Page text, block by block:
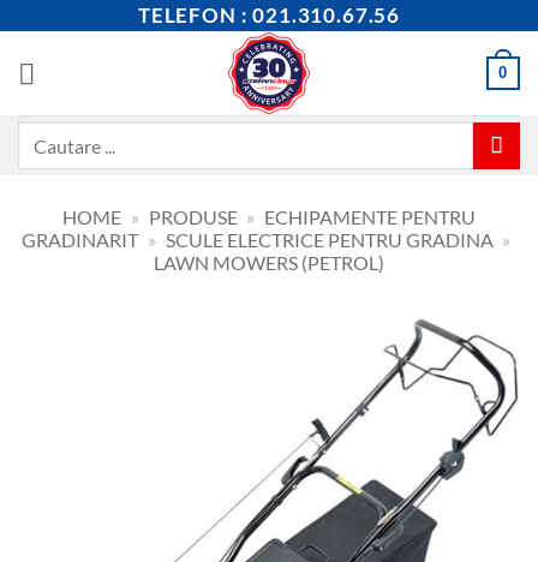
content
TELEFON : 021.310.67.56
0
HOME » PRODUSE » ECHIPAMENTE PENTRU
GRADINARIT » SCULE ELECTRICE PENTRU GRADINA »
LAWN MOWERS (PETROL)